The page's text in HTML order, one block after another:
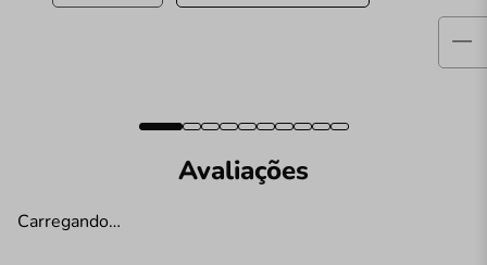
Avaliações
Carregando…